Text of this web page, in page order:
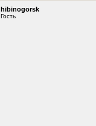
hibinogorsk
Гость